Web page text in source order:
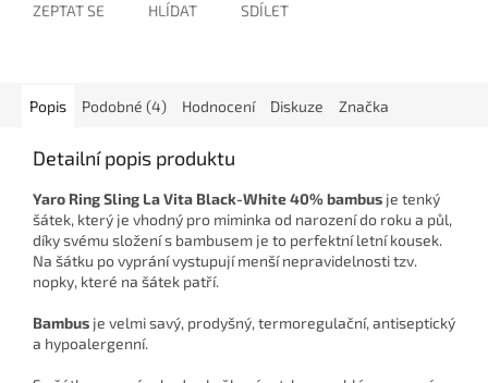
ZEPTAT SE HLÍDAT SDÍLET
Popis Podobné (4) Hodnocení Diskuze Značka
Detailní popis produktu
Yaro Ring Sling La Vita Black-White 40% bambus je tenký
šátek, který je vhodný pro miminka od narození do roku a půl,
díky svému složení s bambusem je to perfektní letní kousek.
Na šátku po vyprání vystupují menší nepravidelnosti tzv.
nopky, které na šátek patří.
Bambus je velmi savý, prodyšný, termoregulační, antiseptický
a hypoalergenní.